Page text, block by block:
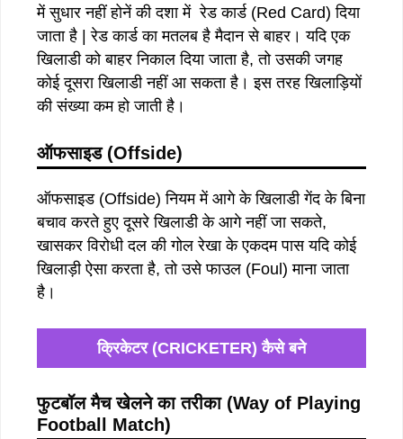
में सुधार नहीं होनें की दशा में रेड कार्ड (Red Card) दिया
जाता है | रेड कार्ड का मतलब है मैदान से बाहर। यदि एक
खिलाडी को बाहर निकाल दिया जाता है, तो उसकी जगह
कोई दूसरा खिलाडी नहीं आ सकता है। इस तरह खिलाड़ियों
की संख्या कम हो जाती है।
ऑफसाइड (Offside)
ऑफसाइड (Offside) नियम में आगे के खिलाडी गेंद के बिना
बचाव करते हुए दूसरे खिलाडी के आगे नहीं जा सकते,
खासकर विरोधी दल की गोल रेखा के एकदम पास यदि कोई
खिलाड़ी ऐसा करता है, तो उसे फाउल (Foul) माना जाता
है।
क्रिकेटर (CRICKETER) कैसे बने
फुटबॉल मैच खेलने का तरीका (Way of Playing
Football Match)